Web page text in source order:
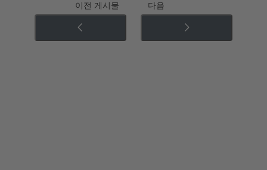
이전 게시물 다음